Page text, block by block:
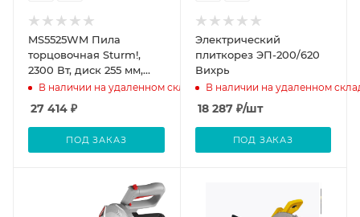
MS5525WM Пила
торцовочная Sturm!,
2300 Вт, диск 255 мм,
3200/4500 об/мин,
протяг
В наличии на удаленном складе
27 414 ₽
ПОД ЗАКАЗ
Электрический
плиткорез ЭП-200/620
Вихрь
В наличии на удаленном
18 287₽/шт
ПОД ЗАКАЗ